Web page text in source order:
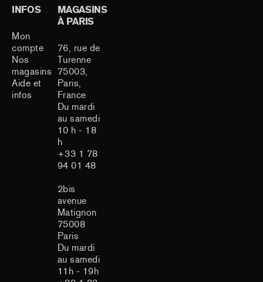
INFOS
Mon
compte
Nos
magasins
Aide et
infos
MAGASINS
À PARIS
76, rue de
Turenne
75003,
Paris,
France
Du mardi
au samedi
10 h - 18
h
+33 1 78
94 01 48
2bis
avenue
Matignon
75008
Paris
Du mardi
au samedi
11h - 19h